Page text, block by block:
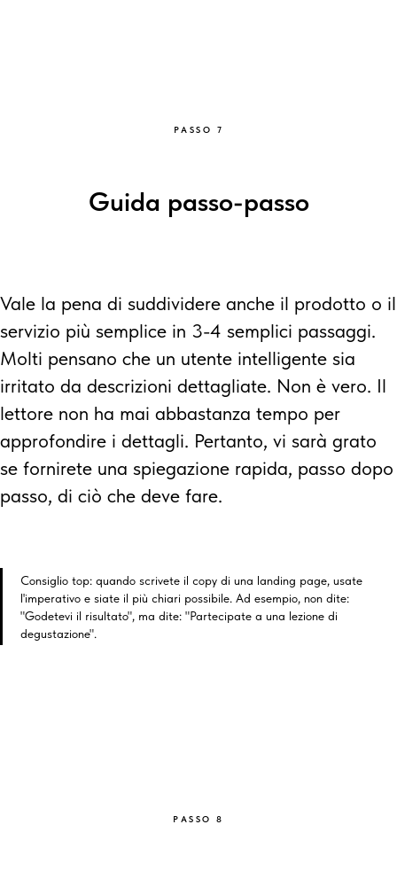
PASSO 7
Guida passo-passo
Vale la pena di suddividere anche il prodotto o il
servizio più semplice in 3-4 semplici passaggi.
Molti pensano che un utente intelligente sia
irritato da descrizioni dettagliate. Non è vero. Il
lettore non ha mai abbastanza tempo per
approfondire i dettagli. Pertanto, vi sarà grato
se fornirete una spiegazione rapida, passo dopo
passo, di ciò che deve fare.
Consiglio top: quando scrivete il copy di una landing page, usate
l'imperativo e siate il più chiari possibile. Ad esempio, non dite:
"Godetevi il risultato", ma dite: "Partecipate a una lezione di
degustazione".
PASSO 8